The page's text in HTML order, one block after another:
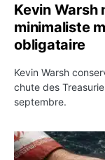
Kevin Warsh
minimaliste
obligataire
Kevin Warsh
chute des
septembre.
Ormuz : l’Iran